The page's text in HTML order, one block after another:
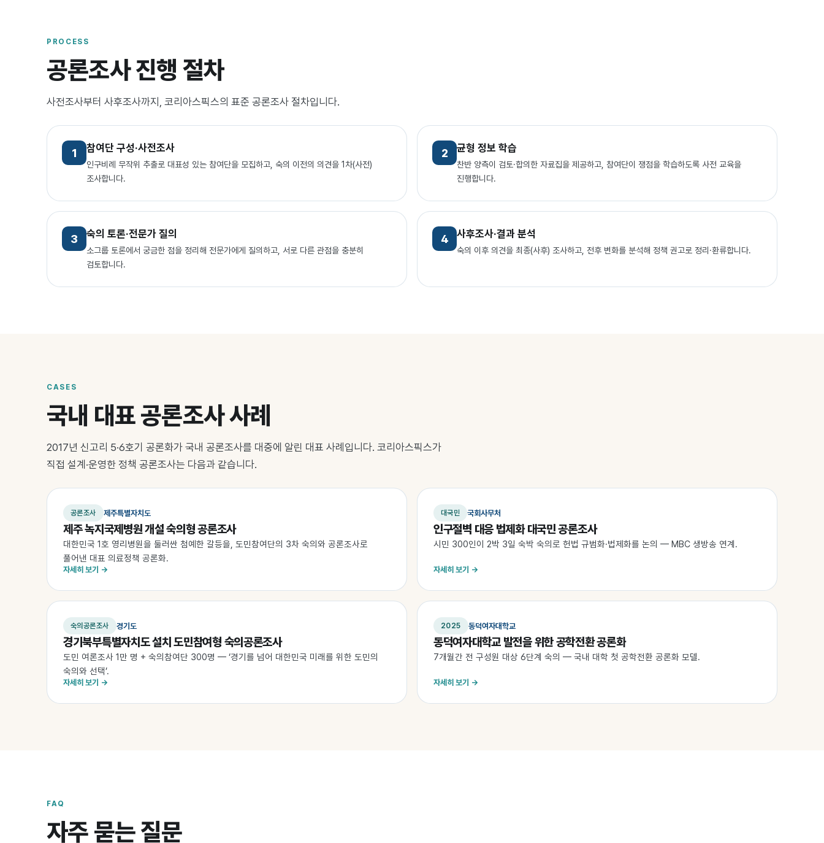
PROCESS
공론조사 진행 절차
사전조사부터 사후조사까지, 코리아스픽스의 표준 공론조사 절차입니다.
1 참여단 구성·사전조사
인구비례 무작위 추출로 대표성 있는 참여단을 모집하고, 숙의 이전의 의견을 1차(사전)
조사합니다.
2 균형 정보 학습
찬반 양측이 검토·합의한 자료집을 제공하고, 참여단이 쟁점을 학습하도록 사전 교육을
진행합니다.
3 숙의 토론·전문가 질의
소그룹 토론에서 궁금한 점을 정리해 전문가에게 질의하고, 서로 다른 관점을 충분히
검토합니다.
4 사후조사·결과 분석
숙의 이후 의견을 최종(사후) 조사하고, 전후 변화를 분석해 정책 권고로 정리·환류합니다.
CASES
국내 대표 공론조사 사례
2017년 신고리 5·6호기 공론화가 국내 공론조사를 대중에 알린 대표 사례입니다. 코리아스픽스가
직접 설계·운영한 정책 공론조사는 다음과 같습니다.
공론조사 제주특별자치도
제주 녹지국제병원 개설 숙의형 공론조사
대한민국 1호 영리병원을 둘러싼 첨예한 갈등을, 도민참여단의 3차 숙의와 공론조사로
풀어낸 대표 의료정책 공론화.
자세히 보기 →
대국민 국회사무처
인구절벽 대응 법제화 대국민 공론조사
시민 300인이 2박 3일 숙박 숙의로 헌법 규범화·법제화를 논의 — MBC 생방송 연계.
자세히 보기 →
숙의공론조사 경기도
경기북부특별자치도 설치 도민참여형 숙의공론조사
도민 여론조사 1만 명 + 숙의참여단 300명 — ‘경기를 넘어 대한민국 미래를 위한 도민의
숙의와 선택’.
자세히 보기 →
2025 동덕여자대학교
동덕여자대학교 발전을 위한 공학전환 공론화
7개월간 전 구성원 대상 6단계 숙의 — 국내 대학 첫 공학전환 공론화 모델.
자세히 보기 →
FAQ
자주 묻는 질문